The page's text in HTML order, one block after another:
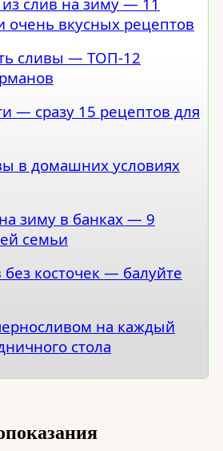
очень вкусных рецептов
сливы — ТОП-12
— сразу 15 рецептов для
в домашних условиях
зиму в банках — 9
семьи
косточек — балуйте
на каждый
стола